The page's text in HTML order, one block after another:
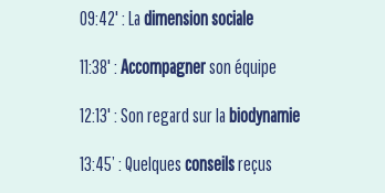
09:42' : Ladimension sociale
11:38' :Accompagnerson équipe
12:13' : Son regard sur la biodynamie
13:45’ : Quelquesconseilsreçus